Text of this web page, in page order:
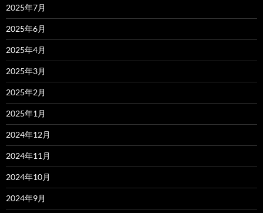
2025年7月
2025年6月
2025年4月
2025年3月
2025年2月
2025年1月
2024年12月
2024年11月
2024年10月
2024年9月